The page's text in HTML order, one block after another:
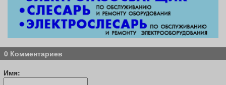
0 Комментариев
Имя: